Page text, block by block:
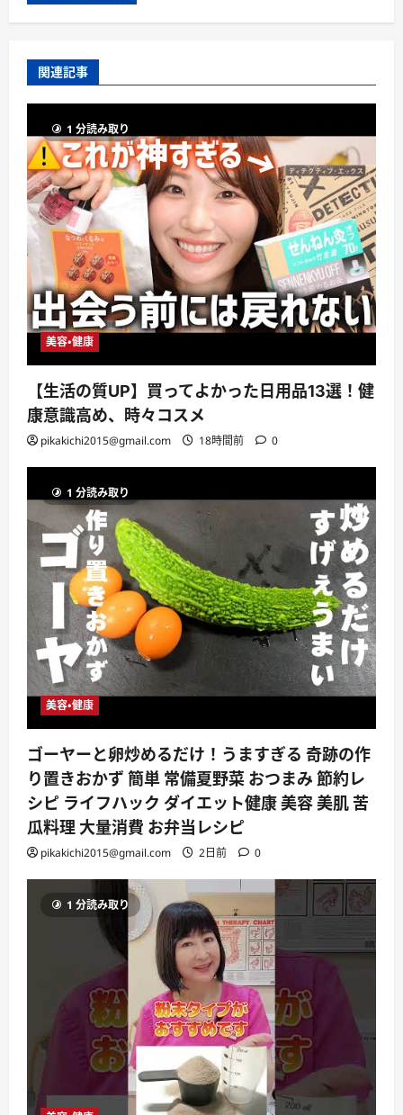
関連記事
1 分読み取り
美容・健康
【生活の質UP】買ってよかった日用品13選！健
康意識高め、時々コスメ
pikakichi2015@gmail.com 18時間前 0
1 分読み取り
美容・健康
ゴーヤーと卵炒めるだけ！うますぎる 奇跡の作
り置きおかず 簡単 常備夏野菜 おつまみ 節約レ
シピ ライフハック ダイエット健康 美容 美肌 苦
瓜料理 大量消費 お弁当レシピ
pikakichi2015@gmail.com 2日前 0
1 分読み取り